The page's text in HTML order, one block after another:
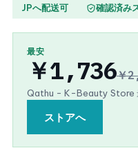
JPへ配送可 確認済み
最安
￥1,736￥
Qathu - K-Beauty Store
ストアへ